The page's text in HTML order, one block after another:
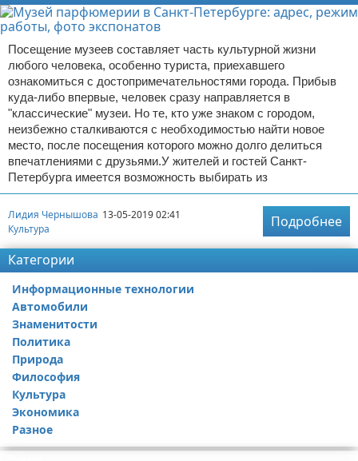
Посещение музеев составляет часть культурной жизни
любого человека, особенно туриста, приехавшего
ознакомиться с достопримечательностями города. Прибыв
куда-либо впервые, человек сразу направляется в
"классические" музеи. Но те, кто уже знаком с городом,
неизбежно сталкиваются с необходимостью найти новое
место, после посещения которого можно долго делиться
впечатлениями с друзьями.У жителей и гостей Санкт-
Петербурга имеется возможность выбирать из
Лидия Чернышова 13-05-2019 02:41
Культура
Подробнее
Категории
Информационные технологии
Автомобили
Знаменитости
Политика
Природа
Философия
Культура
Экономика
Разное